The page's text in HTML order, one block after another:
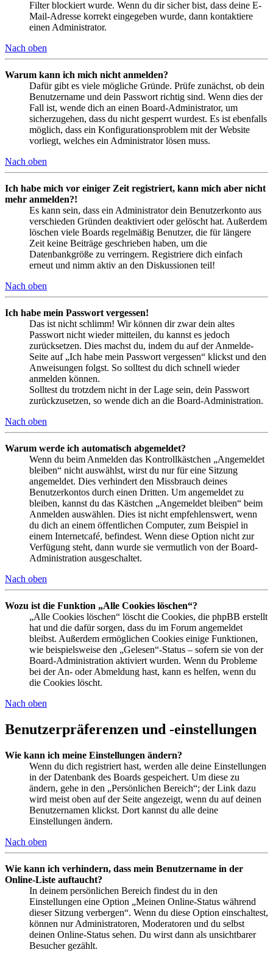
Filter blockiert wurde. Wenn du dir sicher bist, dass deine E-
Mail-Adresse korrekt eingegeben wurde, dann kontaktiere
einen Administrator.
Nach oben
Warum kann ich mich nicht anmelden?
Dafür gibt es viele mögliche Gründe. Prüfe zunächst, ob dein
Benutzername und dein Passwort richtig sind. Wenn dies der
Fall ist, wende dich an einen Board-Administrator, um
sicherzugehen, dass du nicht gesperrt wurdest. Es ist ebenfalls
möglich, dass ein Konfigurationsproblem mit der Website
vorliegt, welches ein Administrator lösen muss.
Nach oben
Ich habe mich vor einiger Zeit registriert, kann mich aber nicht
mehr anmelden?!
Es kann sein, dass ein Administrator dein Benutzerkonto aus
verschieden Gründen deaktiviert oder gelöscht hat. Außerdem
löschen viele Boards regelmäßig Benutzer, die für längere
Zeit keine Beiträge geschrieben haben, um die
Datenbankgröße zu verringern. Registriere dich einfach
erneut und nimm aktiv an den Diskussionen teil!
Nach oben
Ich habe mein Passwort vergessen!
Das ist nicht schlimm! Wir können dir zwar dein altes
Passwort nicht wieder mitteilen, du kannst es jedoch
zurücksetzen. Dies machst du, indem du auf der Anmelde-
Seite auf „Ich habe mein Passwort vergessen“ klickst und den
Anweisungen folgst. So solltest du dich schnell wieder
anmelden können.
Solltest du trotzdem nicht in der Lage sein, dein Passwort
zurückzusetzen, so wende dich an die Board-Administration.
Nach oben
Warum werde ich automatisch abgemeldet?
Wenn du beim Anmelden das Kontrollkästchen „Angemeldet
bleiben“ nicht auswählst, wirst du nur für eine Sitzung
angemeldet. Dies verhindert den Missbrauch deines
Benutzerkontos durch einen Dritten. Um angemeldet zu
bleiben, kannst du das Kästchen „Angemeldet bleiben“ beim
Anmelden auswählen. Dies ist nicht empfehlenswert, wenn
du dich an einem öffentlichen Computer, zum Beispiel in
einem Internetcafé, befindest. Wenn diese Option nicht zur
Verfügung steht, dann wurde sie vermutlich von der Board-
Administration ausgeschaltet.
Nach oben
Wozu ist die Funktion „Alle Cookies löschen“?
„Alle Cookies löschen“ löscht die Cookies, die phpBB erstellt
hat und die dafür sorgen, dass du im Forum angemeldet
bleibst. Außerdem ermöglichen Cookies einige Funktionen,
wie beispielsweise den „Gelesen“-Status – sofern sie von der
Board-Administration aktiviert wurden. Wenn du Probleme
bei der An- oder Abmeldung hast, kann es helfen, wenn du
die Cookies löscht.
Nach oben
Benutzerpräferenzen und -einstellungen
Wie kann ich meine Einstellungen ändern?
Wenn du dich registriert hast, werden alle deine Einstellungen
in der Datenbank des Boards gespeichert. Um diese zu
ändern, gehe in den „Persönlichen Bereich“; der Link dazu
wird meist oben auf der Seite angezeigt, wenn du auf deinen
Benutzernamen klickst. Dort kannst du alle deine
Einstellungen ändern.
Nach oben
Wie kann ich verhindern, dass mein Benutzername in der
Online-Liste auftaucht?
In deinem persönlichen Bereich findest du in den
Einstellungen eine Option „Meinen Online-Status während
dieser Sitzung verbergen“. Wenn du diese Option einschaltest,
können nur Administratoren, Moderatoren und du selbst
deinen Online-Status sehen. Du wirst dann als unsichtbarer
Besucher gezählt.